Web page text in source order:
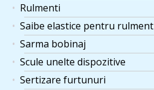
Rulmenti
Saibe elastice pentru
Sarma bobinaj
Scule unelte dispozitive
Sertizare furtunuri